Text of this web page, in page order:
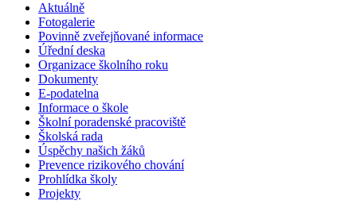
Aktuálně
Fotogalerie
Povinně zveřejňované informace
Úřední deska
Organizace školního roku
Dokumenty
E-podatelna
Informace o škole
Školní poradenské pracoviště
Školská rada
Úspěchy našich žáků
Prevence rizikového chování
Prohlídka školy
Projekty